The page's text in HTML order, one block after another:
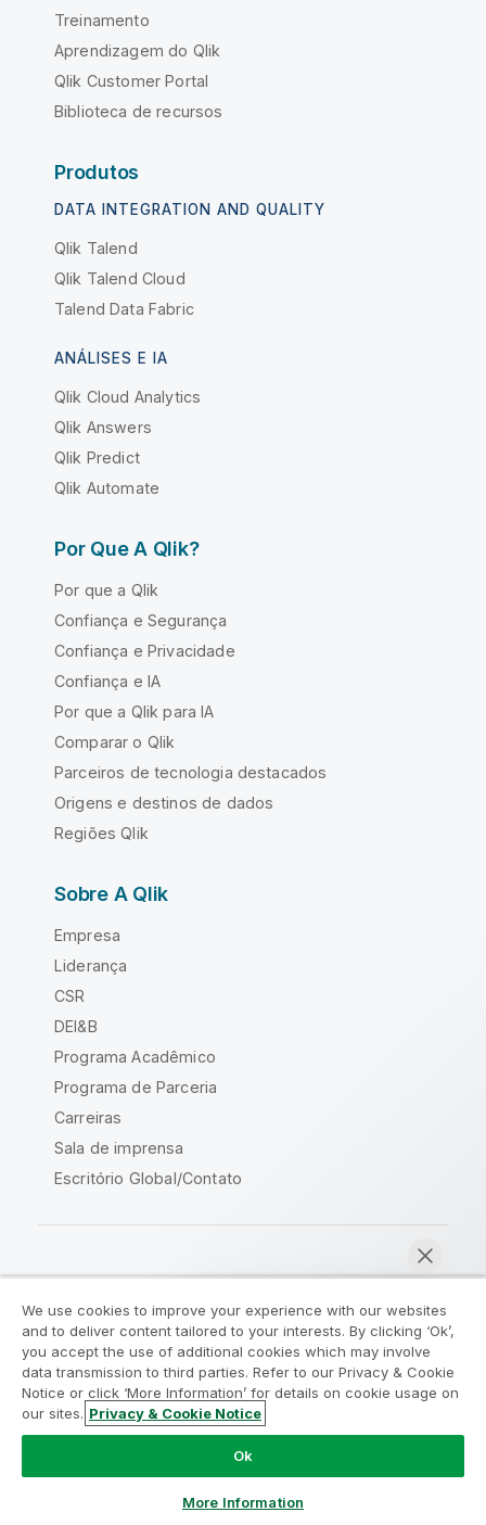
Bater papo agora
Treinamento
Aprendizagem do Qlik
Qlik Customer Portal
Biblioteca de recursos
Produtos
DATA INTEGRATION AND QUALITY
Qlik Talend
Qlik Talend Cloud
Talend Data Fabric
ANÁLISES E IA
Qlik Cloud Analytics
Qlik Answers
Qlik Predict
Qlik Automate
Por Que A Qlik?
Por que a Qlik
Confiança e Segurança
Confiança e Privacidade
Confiança e IA
Por que a Qlik para IA
Comparar o Qlik
Parceiros de tecnologia destacados
Origens e destinos de dados
Regiões Qlik
Sobre A Qlik
Empresa
Liderança
CSR
DEI&B
Programa Acadêmico
Programa de Parceria
Carreiras
Sala de imprensa
Escritório Global/Contato
Acordos legais
Termos do produto
Legal Policies
Políticas Legais
Termos de uso
Marcas comerciais
Do Not Share My Info
Copyright © 1993-2026 QlikTech International AB. Todos os
We use cookies to improve your experience with our websites
and to deliver content tailored to your interests. By clicking ‘Ok’,
you accept the use of additional cookies which may involve
data transmission to third parties. Refer to our Privacy & Cookie
Notice or click ‘More Information’ for details on cookie usage on
our sites. Privacy & Cookie Notice
Ok
More Information